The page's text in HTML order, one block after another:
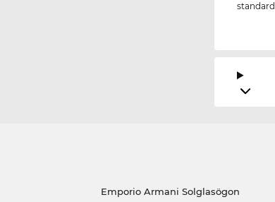
Emporio Armani Solglasögon